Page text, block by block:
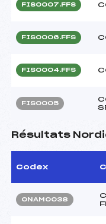
FIS0007.FFS
FIS0006.FFS
FIS0004.FFS
FIS0005
Résultats
Codex
ONAM0038